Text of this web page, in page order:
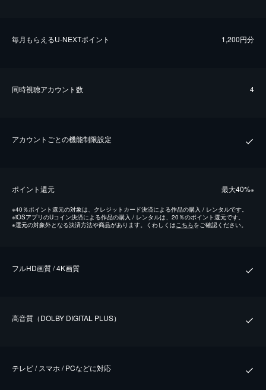
毎⽉もらえるU-NEXTポイント 1,200円分
同時視聴アカウント数 4
アカウントごとの機能制限設定
ポイント還元 最⼤40%※
※40％ポイント還元の対象は、クレジットカード決済による作品の購入 / レンタルです。
※iOSアプリのUコイン決済による作品の購入 / レンタルは、20％のポイント還元です。
※還元の対象外となる決済方法や商品があります。くわしくは こちらをご確認ください。
フルHD画質 / 4K画質
⾼⾳質（DOLBY DIGITAL PLUS）
テレビ / スマホ / PCなどに対応